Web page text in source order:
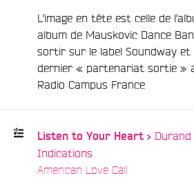
L’image en tête est celle de
album de Mauskovic Dance
sortir sur le label Soundway et
dernier « partenariat sortie »
Radio Campus France
Playlist
Listen to Your Heart > Durand
Indications
American Love Call